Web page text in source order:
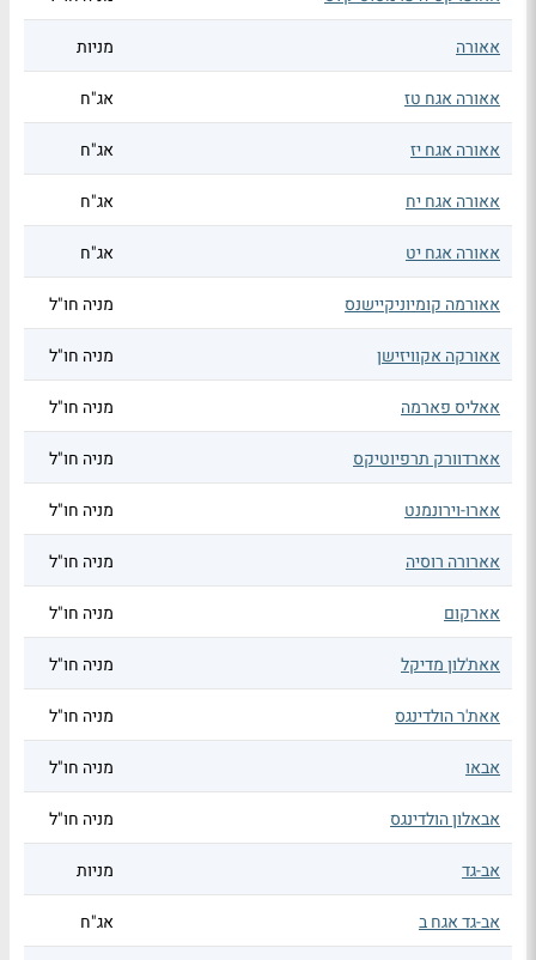
אאורה מניות
אאורה אגח טז אג"ח
אאורה אגח יז אג"ח
אאורה אגח יח אג"ח
אאורה אגח יט אג"ח
אאורמה קומיוניקיישנס מניה חו"ל
אאורקה אקוויזישן מניה חו"ל
אאליס פארמה מניה חו"ל
אארדוורק תרפיוטיקס מניה חו"ל
אארו-וירונמנט מניה חו"ל
אארורה רוסיה מניה חו"ל
אארקום מניה חו"ל
אאת'לון מדיקל מניה חו"ל
אאת'ר הולדינגס מניה חו"ל
אבאו מניה חו"ל
אבאלון הולדינגס מניה חו"ל
אב-גד מניות
אב-גד אגח ב אג"ח